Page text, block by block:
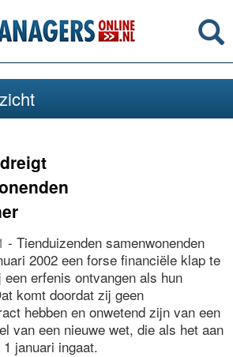
- Tienduizenden samenwonenden
2002 een forse financiële klap te
erfenis ontvangen als hun
komt doordat zij geen
hebben en onwetend zijn van een
van een nieuwe wet, die als het aan
januari ingaat.